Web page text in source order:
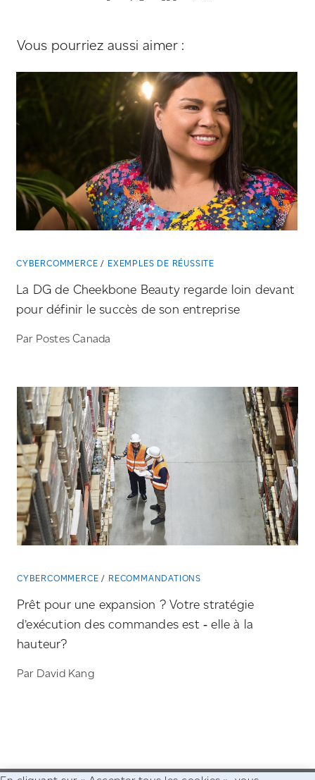
Vous pourriez aussi aimer :
CYBERCOMMERCE EXEMPLES DE RÉUSSITE
La DG de Cheekbone Beauty regarde loin devant
pour définir le succès de son entreprise
Par Postes Canada
CYBERCOMMERCE RECOMMANDATIONS
Prêt pour une expansion ? Votre stratégie
d’exécution des commandes est ‑ elle à la
hauteur?
Par David Kang